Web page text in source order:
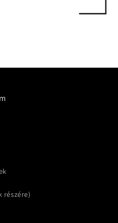
részére)